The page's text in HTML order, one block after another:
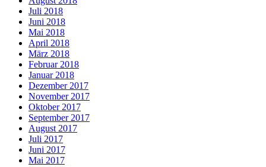
Juli 2018
Juni 2018
Mai 2018
April 2018
März 2018
Februar 2018
Januar 2018
Dezember 2017
November 2017
Oktober 2017
September 2017
August 2017
Juli 2017
Juni 2017
Mai 2017